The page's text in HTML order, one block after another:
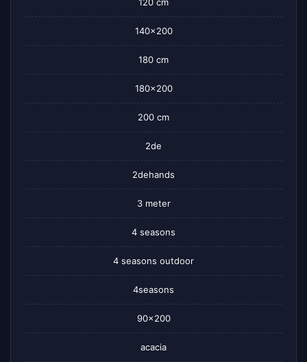
140×200
180 cm
180×200
200 cm
2de
2dehands
3 meter
4 seasons
4 seasons outdoor
4seasons
90×200
acacia